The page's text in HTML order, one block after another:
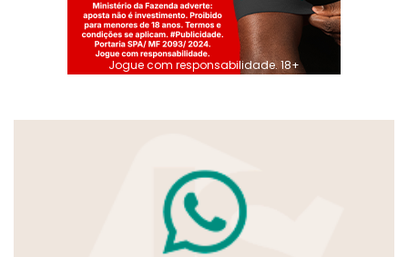
Jogue com responsabilidade. 18+